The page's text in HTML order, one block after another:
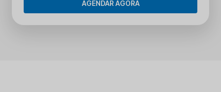
AGENDAR AGORA